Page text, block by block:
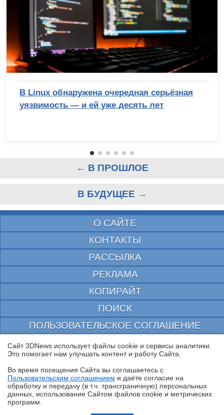
В Linux обнаружена очередная серьёзная
уязвимость — и ей уже десять лет
← В ПРОШЛОЕ
В БУДУЩЕЕ →
О САЙТЕ
КОНТАКТЫ
РАССЫЛКА
РЕКЛАМА
КОПИРАЙТ
ПОИСК
ПОЛЬЗОВАТЕЛЬСКОЕ СОГЛАШЕНИЕ
ЗАЩИЩЕНО CURATOR
© 1997—2026 Электронное периодическое издание "3ДНьюс" | Свидетельство о
выдано Федеральной Службой по надзору за соблюдением законодательства в сфере
массовых коммуникаций и охране культурного наследия
При цитировании документа ссылка на сайт с указанием автора обязательна. Полное
заимствование документа является нарушением
российского и международного законодательства и возможно только с согласия
Сайт 3DNews использует файлы cookie и сервисы аналитики.
Это помогает нам улучшать контент и работу Cайта.
Во время посещения Cайта вы соглашаетесь с
Пользовательским соглашением и даёте согласие на
обработку и передачу (в т.ч. трансграничную) персональных
данных, использование Cайтом файлов cookie и метрических
программ.